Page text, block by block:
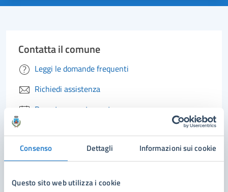
Consenso Dettagli Informazioni sui cookie
Questo sito web utilizza i cookie
Contatta il comune
Leggi le domande frequenti
Richiedi assistenza
Prenota appuntamento
Problemi in città
Segnala disservizio